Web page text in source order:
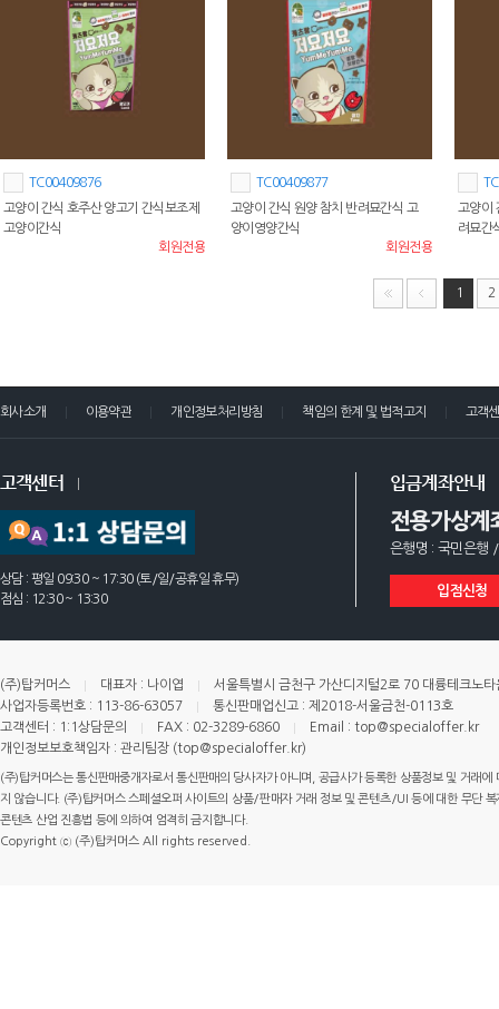
TC00409876
고양이 간식 호주산 양고기 간식보조제
고양이간식
회원전용
TC00409877
고양이 간식 원양 참치 반려묘간식 고
양이영양간식
회원전용
고양이
려묘간
1 2
회사소개 이용약관 개인정보처리방침 책임의 한계 및 법적고지 고객
고객센터
상담 : 평일 09:30 ~ 17:30 (토/일/공휴일 휴무)
점심 : 12:30 ~ 13:30
입금계좌안내
전용가상계
은행명 : 국민은행
입점신청
(주)탑커머스 대표자 : 나이엽
서울특별시 금천구 가산디지털2로 70 대륭테크노
사업자등록번호 : 113-86-63057
통신판매업신고 : 제2018-서울금천-0113호
고객센터 : 1:1상담문의
FAX : 02-3289-6860
Email : top@specialoffer.kr
개인정보보호책임자 : 관리팀장 (top@specialoffer.kr)
(주)탑커머스는 통신판매중개자로서 통신판매의 당사자가 아니며, 공급사가 등록한 상품정보 및 거래
지 않습니다. (주)탑커머스 스페셜오퍼 사이트의 상품/판매자 거래 정보 및 콘텐츠/UI 등에 대한 무단
콘텐츠 산업 진흥법 등에 의하여 엄격히 금지합니다.
Copyright ⓒ (주)탑커머스 All rights reserved.